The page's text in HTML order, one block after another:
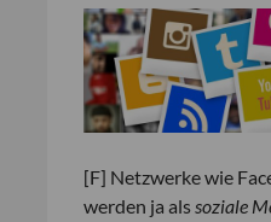
[F] Netzwerke wie
werden ja alssoziale